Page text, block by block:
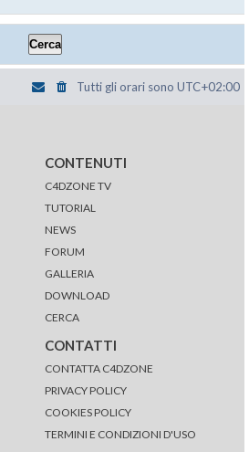
Tutti gli orari sono UTC+02:00
CONTENUTI
C4DZONE TV
TUTORIAL
NEWS
FORUM
GALLERIA
DOWNLOAD
CERCA
CONTATTI
CONTATTA C4DZONE
PRIVACY POLICY
COOKIES POLICY
TERMINI E CONDIZIONI D'USO